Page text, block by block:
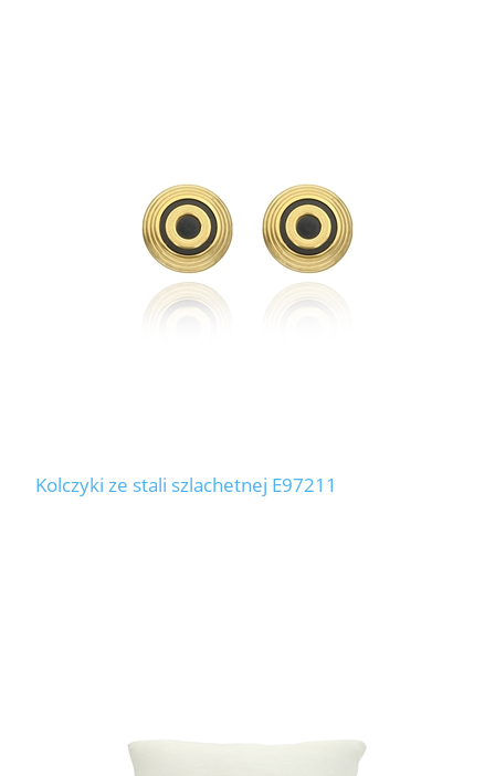
Kolczyki ze stali szlachetnej E97211